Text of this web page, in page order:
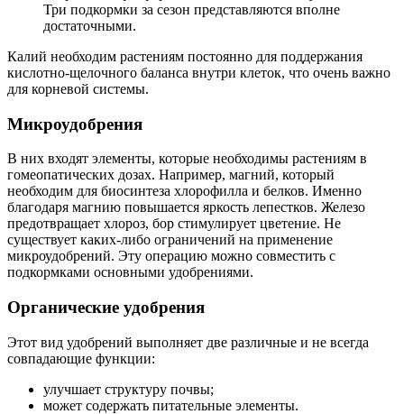
Три подкормки за сезон представляются вполне
достаточными.
Калий необходим растениям постоянно для поддержания
кислотно-щелочного баланса внутри клеток, что очень важно
для корневой системы.
Микроудобрения
В них входят элементы, которые необходимы растениям в
гомеопатических дозах. Например, магний, который
необходим для биосинтеза хлорофилла и белков. Именно
благодаря магнию повышается яркость лепестков. Железо
предотвращает хлороз, бор стимулирует цветение. Не
существует каких-либо ограничений на применение
микроудобрений. Эту операцию можно совместить с
подкормками основными удобрениями.
Органические удобрения
Этот вид удобрений выполняет две различные и не всегда
совпадающие функции:
улучшает структуру почвы;
может содержать питательные элементы.